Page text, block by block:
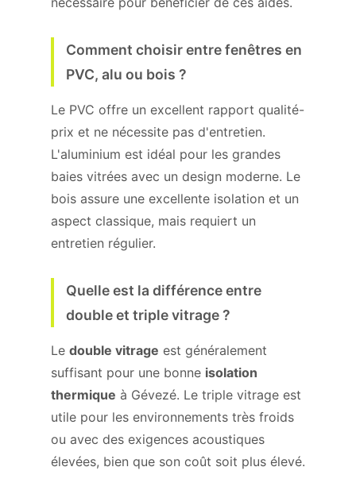
Comment choisir entre fenêtres en
PVC, alu ou bois ?
Le PVC offre un excellent rapport qualité-
prix et ne nécessite pas d'entretien.
L'aluminium est idéal pour les grandes
baies vitrées avec un design moderne. Le
bois assure une excellente isolation et un
aspect classique, mais requiert un
entretien régulier.
Quelle est la différence entre
double et triple vitrage ?
Le double vitrage est généralement
suffisant pour une bonne isolation
thermique à Gévezé. Le triple vitrage est
utile pour les environnements très froids
ou avec des exigences acoustiques
élevées, bien que son coût soit plus élevé.